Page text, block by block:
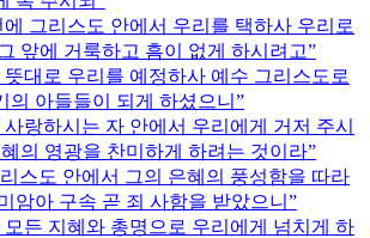
에 그리스도 안에서 우리를 택하사 우리로
앞에 거룩하고 흠이 없게 하시려고
뜻대로 우리를 예정하사 예수 그리스도로
의 아들들이 되게 하셨으니
랑하시는 자 안에서 우리에게 거저 주시
의 영광을 찬미하게 하려는 것이라
스도 안에서 그의 은혜의 풍성함을 따라
암아 구속 곧 죄 사함을 받았으니
모든 지혜와 총명으로 우리에게 넘치게 하